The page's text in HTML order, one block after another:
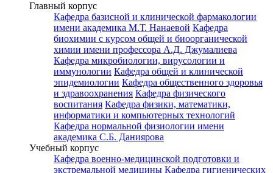
Главный корпус
Кафедра базисной и клинической фармакологии
имени академика М.Т. Нанаевой Кафедра
биохимии с курсом общей и биоорганической
химии имени профессора А.Д. Джумалиева
Кафедра микробиологии, вирусологии и
иммунологии Кафедра общей и клинической
эпидемиологии Кафедра общественного здоровья
и здравоохранения Кафедра физического
воспитания Кафедра физики, математики,
информатики и компьютерных технологий
Кафедра нормальной физиологии имени
академика С.Б. Даниярова
Учебный корпус
Кафедра военно-медицинской подготовки и
экстремальной медицины Кафедра гигиенических